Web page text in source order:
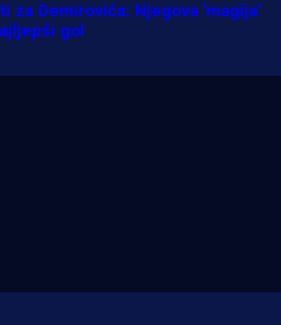
za Demirovića: Njegova 'magija'
gol